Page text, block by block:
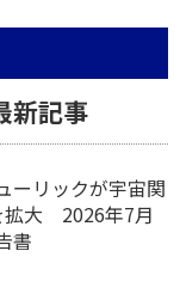
新記事
ーリックが宇宙関
拡大 2026年7月
書